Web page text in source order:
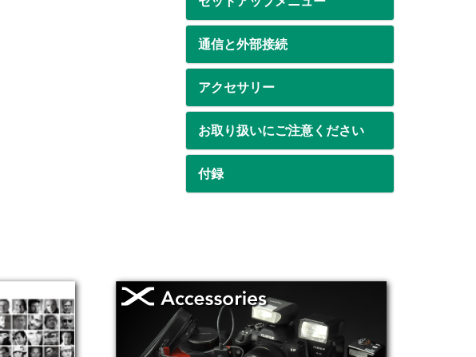
通信と外部接続
アクセサリー
お取り扱いにご注意ください
付録